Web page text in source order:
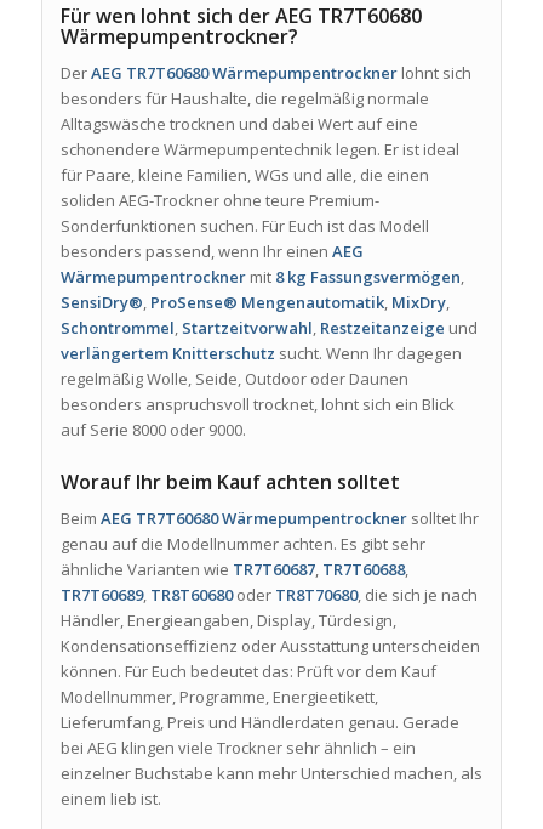
Für wen lohnt sich der AEG TR7T60680
Wärmepumpentrockner?
DerAEG TR7T60680 Wärmepumpentrocknerlohnt sich
besonders für Haushalte, die regelmäßig normale
Alltagswäsche trocknen und dabei Wert auf eine
schonendere Wärmepumpentechnik legen. Er ist ideal
für Paare, kleine Familien, WGs und alle, die einen
soliden AEG-Trockner ohne teure Premium-
Sonderfunktionen suchen. Für Euch ist das Modell
besonders passend, wenn Ihr einen AEG
Wärmepumpentrocknermit 8 kg Fassungsvermögen
SensiDry® ProSense® Mengenautomatik, MixDry,
Schontrommel Startzeitvorwahl Restzeitanzeige und
verlängertem Knitterschutz sucht. Wenn Ihr dagegen
regelmäßig Wolle, Seide, Outdoor oder Daunen
besonders anspruchsvoll trocknet, lohnt sich ein Blick
auf Serie 8000 oder 9000.
Worauf Ihr beim Kauf achten solltet
Beim AEG TR7T60680 Wärmepumpentrocknersolltet Ihr
genau auf die Modellnummer achten. Es gibt sehr
ähnliche Varianten wie TR7T60687, TR7T60688,
TR7T60689, TR8T60680oder TR8T70680, die sich je nach
Händler, Energieangaben, Display, Türdesign,
Kondensationseffizienz oder Ausstattung unterscheiden
können. Für Euch bedeutet das: Prüft vor dem Kauf
Modellnummer, Programme, Energieetikett,
Lieferumfang, Preis und Händlerdaten genau. Gerade
bei AEG klingen viele Trockner sehr ähnlich – ein
einzelner Buchstabe kann mehr Unterschied machen, als
einem lieb ist.